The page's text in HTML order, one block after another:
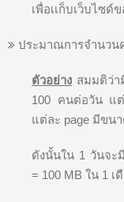
เพื่อเเก็บเว็บไซด์
ประมาณการจำนวน
ตัวอย่าง สมมติว่า
100 คนต่อวัน แ
แต่ละ page มีขนา
ดังนั้นใน 1 วันจะ
= 100 MB ใน 1 เ